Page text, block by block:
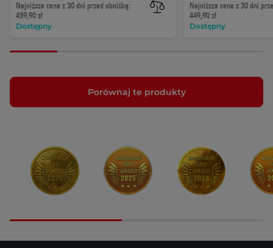
Najniższa cena z 30 dni przed obniżką:
459,90 zł
Dostępny
Najniższa cena z 30 dni
449,90 zł
Dostępny
Porównaj te produkty